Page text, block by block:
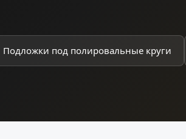
Подложки под полировальные круги